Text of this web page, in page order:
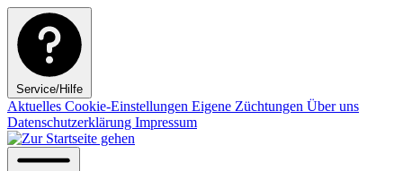
Service/Hilfe
Aktuelles Cookie-Einstellungen Eigene Züchtungen Über uns
Datenschutzerklärung Impressum